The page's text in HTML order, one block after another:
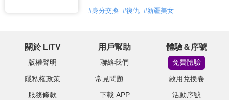
#身分交換 #復仇 #新疆美女
關於 LiTV
版權聲明
隱私權政策
服務條款
用戶幫助
聯絡我們
常見問題
下載 APP
體驗＆序號
免費體驗
啟用兌換卷
活動序號